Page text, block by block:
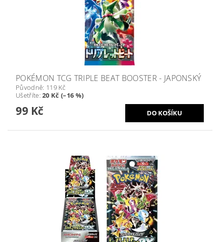
POKÉMON TCG TRIPLE BEAT BOOSTER - JAPONSKÝ
Původně: 119 Kč
Ušetříte:20 Kč (–16 %)
99 Kč